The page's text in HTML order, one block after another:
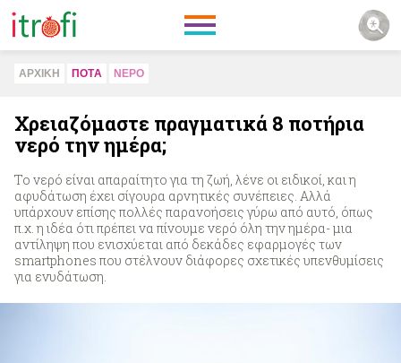
ΑΡΧΙΚΗ ΠΟΤA ΝΕΡΟ
Χρειαζόμαστε πραγματικά 8 ποτήρια
νερό την ημέρα;
Το νερό είναι απαραίτητο για τη ζωή, λένε οι ειδικοί, και η
αφυδάτωση έχει σίγουρα αρνητικές συνέπειες. Αλλά
υπάρχουν επίσης πολλές παρανοήσεις γύρω από αυτό, όπως
π.χ. η ιδέα ότι πρέπει να πίνουμε νερό όλη την ημέρα- μια
αντίληψη που ενισχύεται από δεκάδες εφαρμογές των
smartphones που στέλνουν διάφορες σχετικές υπενθυμίσεις
για ενυδάτωση.